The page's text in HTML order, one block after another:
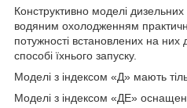
Конструктивно моделі
водяним охолодженням
потужності встановлених на них
способі їхнього запуску.
Моделі з індексом «Д» мають
Моделі з індексом «ДЕ»